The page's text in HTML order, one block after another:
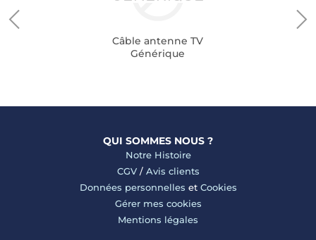
Câble antenne TV
Générique
QUI SOMMES NOUS ?
Notre Histoire
CGV/ Avis clients
Données personnelles et Cookies
Gérer mes cookies
Mentions légales